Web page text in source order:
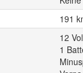
191
12
1